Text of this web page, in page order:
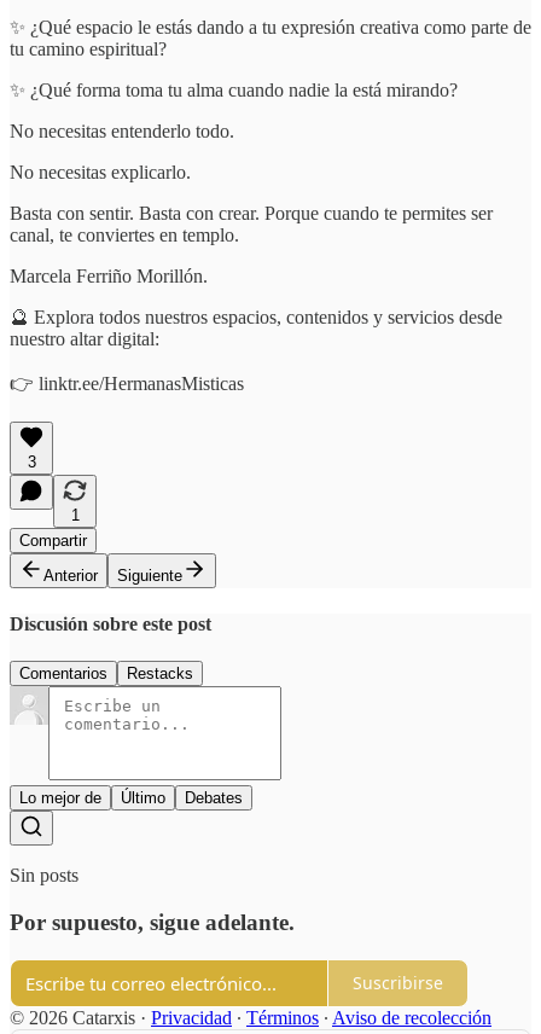
✨ ¿Qué espacio le estás dando a tu expresión creativa como parte de
tu camino espiritual?
✨ ¿Qué forma toma tu alma cuando nadie la está mirando?
No necesitas entenderlo todo.
No necesitas explicarlo.
Basta con sentir. Basta con crear. Porque cuando te permites ser
canal, te conviertes en templo.
Marcela Ferriño Morillón.
🔮 Explora todos nuestros espacios, contenidos y servicios desde
nuestro altar digital:
👉 linktr.ee/HermanasMisticas
3
1
Compartir
Anterior
Siguiente
Discusión sobre este post
Comentarios Restacks
Lo mejor de Último Debates
Sin posts
Por supuesto, sigue adelante.
Suscribirse
© 2026 Catarxis · Privacidad ∙ Términos ∙ Aviso de recolección